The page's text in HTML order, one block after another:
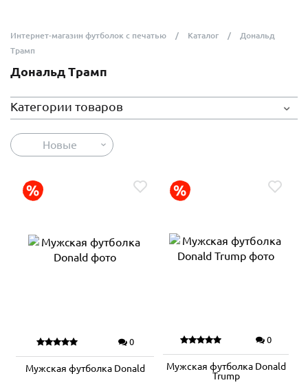
Интернет-магазин футболок с печатью Каталог
Дональд
Трамп
Дональд Трамп
Категории товаров
Новые
0
Мужская футболка Donald
0
Мужская футболка Donald
Trump